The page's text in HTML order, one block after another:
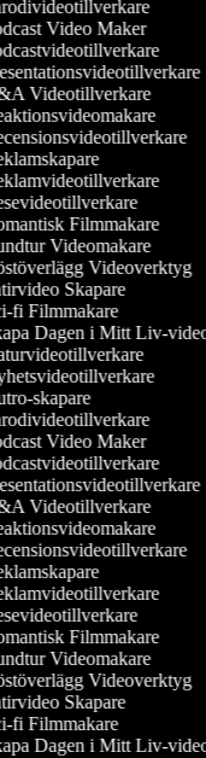
Video Maker
Videotillverkare
Filmmakare
Videomakare
Videoverktyg
Skapare
fi Filmmakare
Dagen i Mitt Liv-video
skapare
Video Maker
Videotillverkare
Filmmakare
Videomakare
Videoverktyg
Skapare
fi Filmmakare
Dagen i Mitt Liv-video